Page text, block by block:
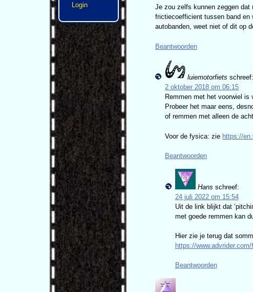
Je zou zelfs kunnen zeggen dat
frictiecoefficient tussen band en
autobanden, weet niet of dit op
Beantwoorden
luiemotorfiets schreef:
2 oktober 2018 om 06:15
Remmen met het voorwiel
Probeer het maar eens,
of remmen met alleen de
Voor de fysica: zie https://
Beantwoorden
Hans schreef:
24 juli 2022 om 15:54
Uit de link blijkt dat
met goede remmen kan
Hier zie je terug dat
https://
Beantwoorden
Login